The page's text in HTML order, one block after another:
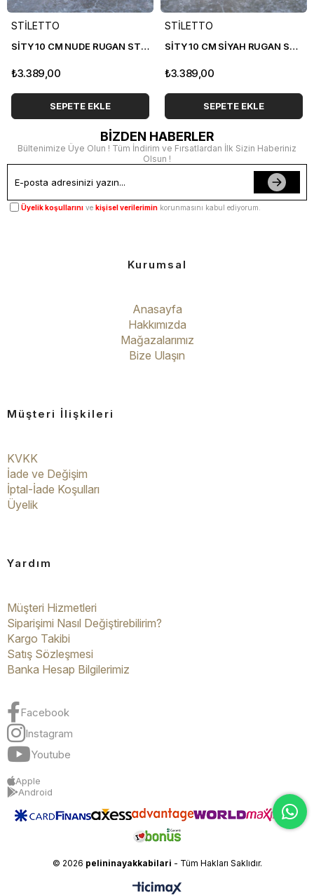
STİLETTO
SİTY 10 CM NUDE RUGAN STİLETTO
₺3.389,00
SEPETE EKLE
STİLETTO
SİTY 10 CM SİYAH RUGAN STİLETTO
₺3.389,00
SEPETE EKLE
BİZDEN HABERLER
Bültenimize Üye Olun ! Tüm İndirim ve Fırsatlardan İlk Sizin Haberiniz
Olsun !
Üyelik koşullarını ve kişisel verilerimin korunmasını kabul ediyorum.
Kurumsal
Anasayfa
Hakkımızda
Mağazalarımız
Bize Ulaşın
Müşteri İlişkileri
KVKK
İade ve Değişim
İptal-İade Koşulları
Üyelik
Yardım
Müşteri Hizmetleri
Siparişimi Nasıl Değiştirebilirim?
Kargo Takibi
Satış Sözleşmesi
Banka Hesap Bilgilerimiz
Facebook
Instagram
Youtube
Apple
Android
© 2026 pelininayakkabilari - Tüm Hakları Saklıdır.